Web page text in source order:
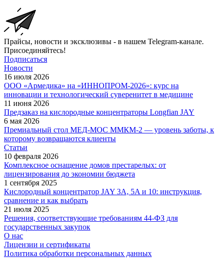
Прайсы, новости и эксклюзивы - в нашем Telegram-канале.
Присоединяйтесь!
Подписаться
Новости
16 июля 2026
ООО «Армедика» на «ИННОПРОМ-2026»: курс на
инновации и технологический суверенитет в медицине
11 июня 2026
Предзаказ на кислородные концентраторы Longfian JAY
6 мая 2026
Премиальный стол МЕД-МОС ММКМ-2 — уровень заботы, к
которому возвращаются клиенты
Статьи
10 февраля 2026
Комплексное оснащение домов престарелых: от
лицензирования до экономии бюджета
1 сентября 2025
Кислородный концентратор JAY 3A, 5A и 10: инструкция,
сравнение и как выбрать
21 июля 2025
Решения, соответствующие требованиям 44-ФЗ для
государственных закупок
О нас
Лицензии и сертификаты
Политика обработки персональных данных